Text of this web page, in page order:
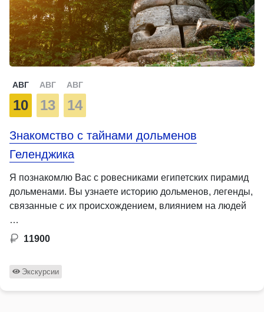
АВГ
10
АВГ
13
АВГ
14
Знакомство с тайнами дольменов
Геленджика
Я познакомлю Вас с ровесниками египетских пирамид
дольменами. Вы узнаете историю дольменов, легенды,
связанные с их происхождением, влиянием на людей
…
11900
Экскурсии